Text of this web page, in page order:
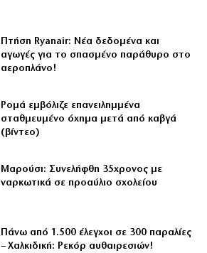
Πτήση Ryanair: Νέα δεδομένα και
αγωγές για το σπασμένο παράθυρο στο
αεροπλάνο!
Ρομά εμβόλιζε επανειλημμένα
σταθμευμένο όχημα μετά από καβγά
(βίντεο)
Μαρούσι: Συνελήφθη 35χρονος με
ναρκωτικά σε προαύλιο σχολείου
Πάνω από 1.500 έλεγχοι σε 300 παραλίες
– Χαλκιδική: Ρεκόρ αυθαιρεσιών!